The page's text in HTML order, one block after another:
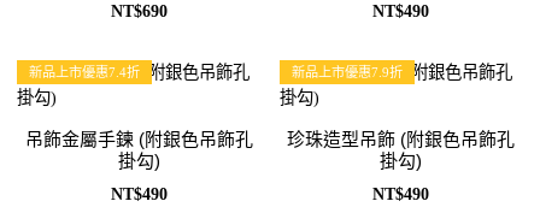
NT$690 NT$490
新品上市優惠7.4折
吊飾金屬手鍊 (附銀色吊飾孔
掛勾)
NT$490
新品上市優惠7.9折
珍珠造型吊飾 (附銀色吊飾孔
掛勾)
NT$490